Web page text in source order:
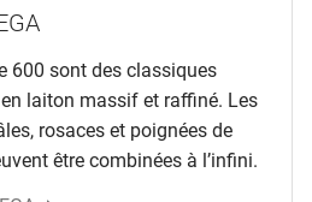
600 sont des classiques
laiton massif et raffiné. Les
rosaces et poignées de
être combinées à l’infini.